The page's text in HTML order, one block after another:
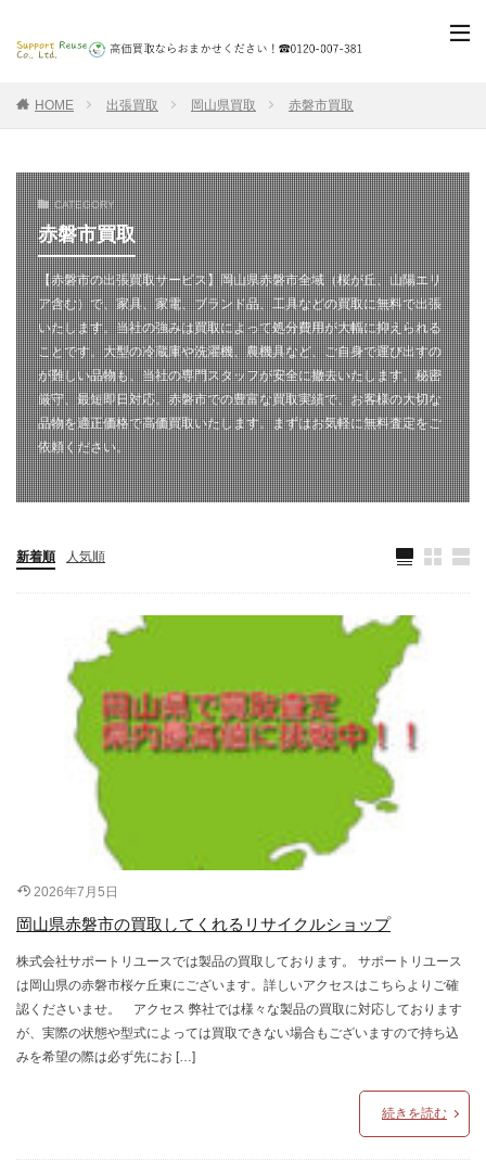
HOME 出張買取 岡山県買取 赤磐市買取
CATEGORY
赤磐市買取
【赤磐市の出張買取サービス】岡山県赤磐市全域（桜が丘、山陽エリ
ア含む）で、家具、家電、ブランド品、工具などの買取に無料で出張
いたします。当社の強みは買取によって処分費用が大幅に抑えられる
ことです。大型の冷蔵庫や洗濯機、農機具など、ご自身で運び出すの
が難しい品物も、当社の専門スタッフが安全に撤去いたします。秘密
厳守、最短即日対応。赤磐市での豊富な買取実績で、お客様の大切な
品物を適正価格で高価買取いたします。まずはお気軽に無料査定をご
依頼ください。
新着順 人気順
2026年7月5日
岡山県赤磐市の買取してくれるリサイクルショップ
株式会社サポートリユースでは製品の買取しております。 サポートリユース
は岡山県の赤磐市桜ケ丘東にございます。詳しいアクセスはこちらよりご確
認くださいませ。 アクセス 弊社では様々な製品の買取に対応しております
が、実際の状態や型式によっては買取できない場合もございますので持ち込
みを希望の際は必ず先にお […]
続きを読む